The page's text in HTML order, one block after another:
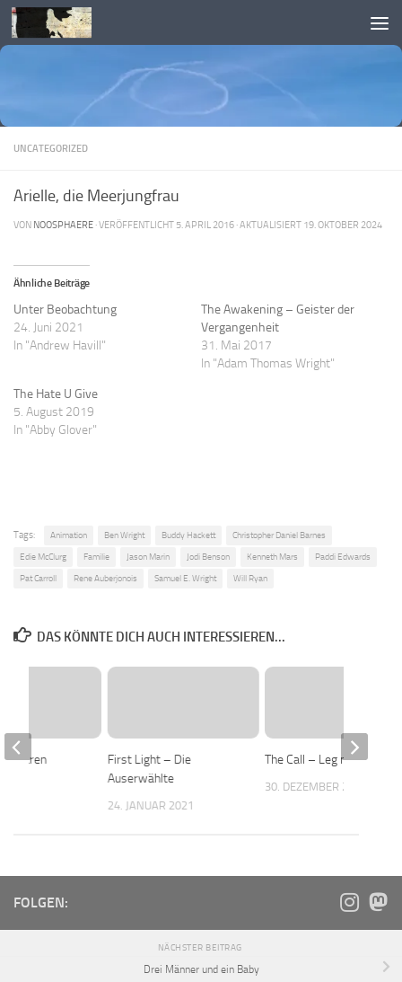
Skip to content
UNCATEGORIZED
Arielle, die Meerjungfrau
VON NOOSPHAERE · VERÖFFENTLICHT 5. APRIL 2016 · AKTUALISIERT 19. OKTOBER 2024
Ähnliche Beiträge
Unter Beobachtung
24. Juni 2021
In "Andrew Havill"
The Awakening – Geister der
Vergangenheit
31. Mai 2017
In "Adam Thomas Wright"
The Hate U Give
5. August 2019
In "Abby Glover"
Tags: Animation Ben Wright Buddy Hackett Christopher Daniel Barnes
Edie McClurg Familie Jason Marin Jodi Benson Kenneth Mars Paddi Edwards
Pat Carroll Rene Auberjonois Samuel E. Wright Will Ryan
DAS KÖNNTE DICH AUCH INTERESSIEREN...
First Light – Die
Auserwählte
24. JANUAR 2021
The Call – Leg nicht auf!
30. DEZEMBER 2019
Bären
FOLGEN:
NÄCHSTER BEITRAG
Drei Männer und ein Baby